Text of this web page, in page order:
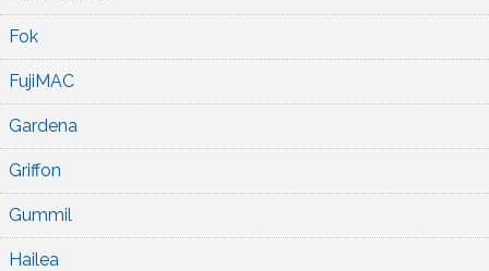
Fok
FujiMAC
Gardena
Griffon
Gummil
Hailea